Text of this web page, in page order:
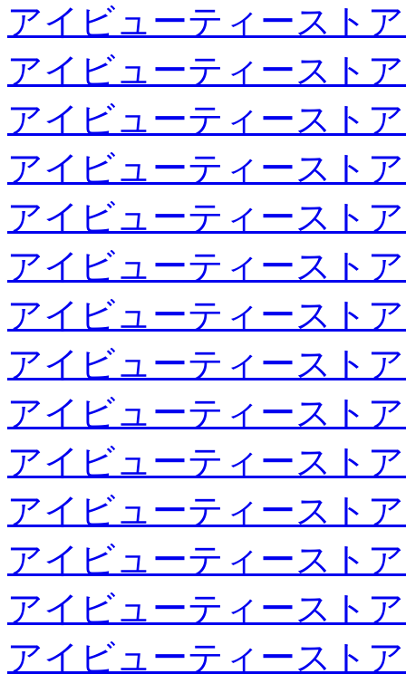
アイビューティースト
アイビューティースト
アイビューティースト
アイビューティースト
アイビューティースト
アイビューティースト
アイビューティースト
アイビューティースト
アイビューティースト
アイビューティースト
アイビューティースト
アイビューティースト
アイビューティースト
アイビューティースト